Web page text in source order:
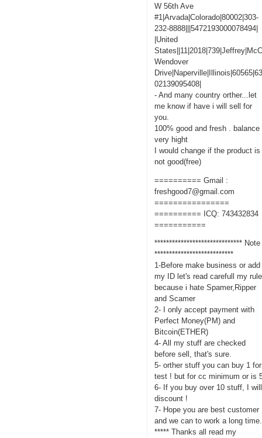
W 56th Ave
#1|Arvada|Colorado|80002|303-
232-8888|||5472193000078494|
|United
Wendover
02139095408|
- And many country orther...let
me know if have i will sell for
you.
100% good and fresh . balance
very hight
I would change if the product is
not good(free)
========== Gmail :
freshgood7@gmail.com
================
========== ICQ: 743432834
===========
****************************** Note
***************************
1-Before make business or add
my ID let's read carefull my rule
because i hate Spamer,Ripper
and Scamer
2- I only accept payment with
Perfect Money(PM) and
Bitcoin(ETHER)
4- All my stuff are checked
before sell, that's sure.
5- orther stuff you can buy 1 for
test ! but for cc minimum or is
6- If you buy over 10 stuff, I will
discount !
7- Hope you are best customer
and we can to work a long time.
***** Thanks all read my